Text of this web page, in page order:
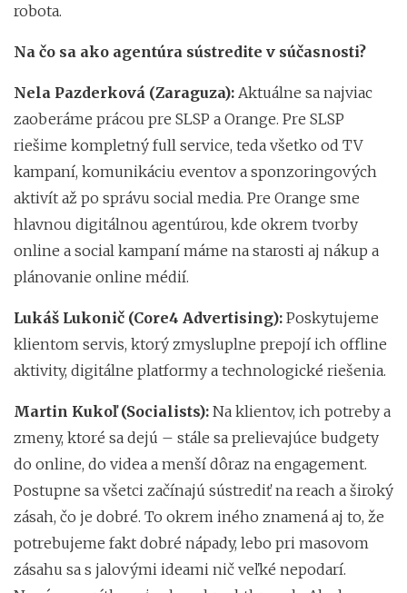
robota.
Na čo sa ako agentúra sústredite v súčasnosti?
Nela Pazderková (Zaraguza): Aktuálne sa najviac
zaoberáme prácou pre SLSP a Orange. Pre SLSP
riešime kompletný full service, teda všetko od TV
kampaní, komunikáciu eventov a sponzoringových
aktivít až po správu social media. Pre Orange sme
hlavnou digitálnou agentúrou, kde okrem tvorby
online a social kampaní máme na starosti aj nákup a
plánovanie online médií.
Lukáš Lukonič (Core4 Advertising): Poskytujeme
klientom servis, ktorý zmysluplne prepojí ich offline
aktivity, digitálne platformy a technologické riešenia.
Martin Kukoľ (Socialists): Na klientov, ich potreby a
zmeny, ktoré sa dejú – stále sa prelievajúce budgety
do online, do videa a menší dôraz na engagement.
Postupne sa všetci začínajú sústrediť na reach a široký
zásah, čo je dobré. To okrem iného znamená aj to, že
potrebujeme fakt dobré nápady, lebo pri masovom
zásahu sa s jalovými ideami nič veľké nepodarí.